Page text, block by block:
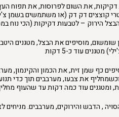
את השום לפרוסות, את תפוח
קוצצים דק דק (או משתמשים בשמן
הירוק – לטבעות דקיקות (הכי נוח
עם 2 כפות שמן שומשום, מוסיפים את הבצל,
עוד כ-5 דקות
כף שמן זית, את הכמון והקינמון,
את צבעו, מערבבים תוך כדי
ומטגנים עוד כמה דקות עד שהעוף